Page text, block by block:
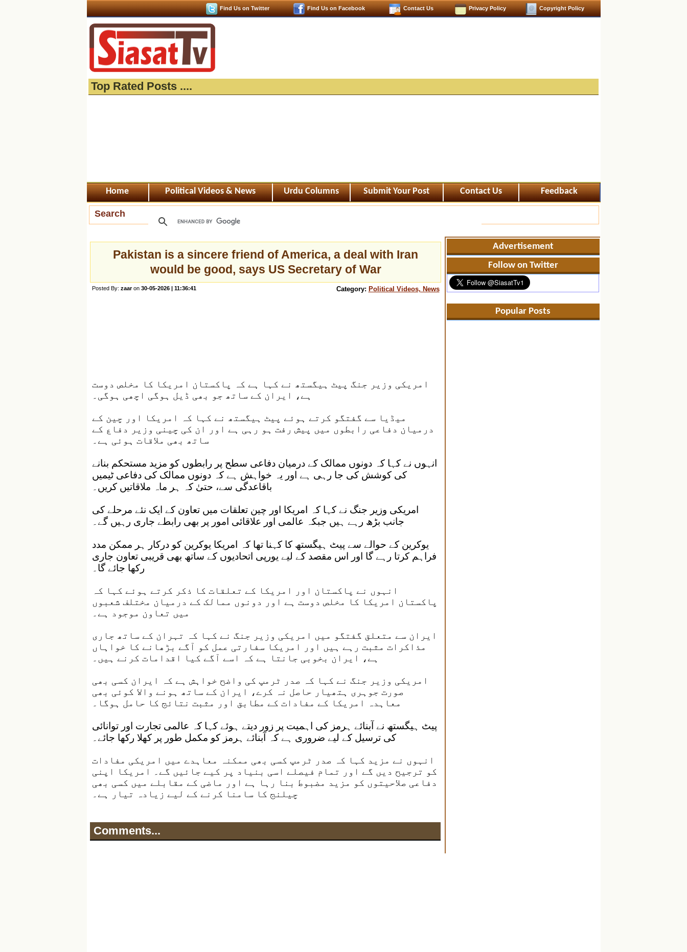
Copyright Policy
Privacy Policy
Contact Us
Find Us on Facebook
Find Us on Twitter
Top Rated Posts ....
Home Political Videos & News Urdu Columns Submit Your Post Contact Us Feedback
Search
Pakistan is a sincere friend of America, a deal with Iran
would be good, says US Secretary of War
Posted By: zaaron 30-05-2026 | 11:36:41 Category: Political Videos, News
امریکی وزیر جنگ پیٹ ہیگستھ نے کہا ہے کہ پاکستان امریکا کا مخلص دوست
ہے، ایران کے ساتھ جو بھی ڈیل ہوگی اچھی ہوگی۔
میڈیا سے گفتگو کرتے ہوئے پیٹ ہیگستھ نے کہا کہ امریکا اور چین کے
درمیان دفاعی رابطوں میں پیش رفت ہو رہی ہے اور ان کی چینی وزیر دفاع کے
ساتھ بھی ملاقات ہوئی ہے۔
انہوں نے کہا کہ دونوں ممالک کے درمیان دفاعی سطح پر رابطوں کو مزید مستحکم بنانے
کی کوشش کی جا رہی ہے اور یہ خواہش ہے کہ دونوں ممالک کی دفاعی ٹیمیں
باقاعدگی سے، حتیٰ کہ ہر ماہ ملاقاتیں کریں۔
امریکی وزیر جنگ نے کہا کہ امریکا اور چین تعلقات میں تعاون کے ایک نئے مرحلے کی
جانب بڑھ رہے ہیں جبکہ عالمی اور علاقائی امور پر بھی رابطے جاری رہیں گے۔
یوکرین کے حوالے سے پیٹ ہیگستھ کا کہنا تھا کہ امریکا یوکرین کو درکار ہر ممکن مدد
فراہم کرتا رہے گا اور اس مقصد کے لیے یورپی اتحادیوں کے ساتھ بھی قریبی تعاون جاری
رکھا جائے گا۔
انہوں نے پاکستان اور امریکا کے تعلقات کا ذکر کرتے ہوئے کہا کہ
پاکستان امریکا کا مخلص دوست ہے اور دونوں ممالک کے درمیان مختلف شعبوں
میں تعاون موجود ہے۔
ایران سے متعلق گفتگو میں امریکی وزیر جنگ نے کہا کہ تہران کے ساتھ جاری
مذاکرات مثبت رہے ہیں اور امریکا سفارتی عمل کو آگے بڑھانے کا خواہاں
ہے، ایران بخوبی جانتا ہے کہ اسے آگے کیا اقدامات کرنے ہیں۔
امریکی وزیر جنگ نے کہا کہ صدر ٹرمپ کی واضح خواہش ہے کہ ایران کسی بھی
صورت جوہری ہتھیار حاصل نہ کرے، ایران کے ساتھ ہونے والا کوئی بھی
معاہدہ امریکا کے مفادات کے مطابق اور مثبت نتائج کا حامل ہوگا۔
پیٹ ہیگستھ نے آبنائے ہرمز کی اہمیت پر زور دیتے ہوئے کہا کہ عالمی تجارت اور توانائی
کی ترسیل کے لیے ضروری ہے کہ آبنائے ہرمز کو مکمل طور پر کھلا رکھا جائے۔
انہوں نے مزید کہا کہ صدر ٹرمپ کسی بھی ممکنہ معاہدے میں امریکی مفادات
کو ترجیح دیں گے اور تمام فیصلے اسی بنیاد پر کیے جائیں گے۔ امریکا اپنی
دفاعی صلاحیتوں کو مزید مضبوط بنا رہا ہے اور ماضی کے مقابلے میں کسی بھی
چیلنج کا سامنا کرنے کے لیے زیادہ تیار ہے۔
Comments...
Advertisement
Follow on Twitter
Popular Posts